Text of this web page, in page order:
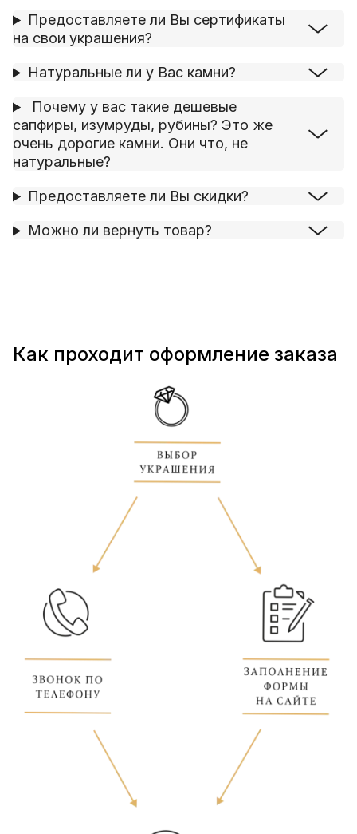
Предоставляете ли Вы сертификаты
на свои украшения?
Натуральные ли у Вас камни?
Почему у вас такие дешевые
сапфиры, изумруды, рубины? Это же
очень дорогие камни. Они что, не
натуральные?
Предоставляете ли Вы скидки?
Можно ли вернуть товар?
Как проходит оформление заказа